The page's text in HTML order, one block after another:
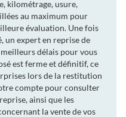
kilométrage, usure,
au maximum pour
évaluation. Une fois
un expert en reprise de
délais pour vous
est ferme et définitif, ce
lors de la restitution
compte pour consulter
ainsi que les
la vente de vos